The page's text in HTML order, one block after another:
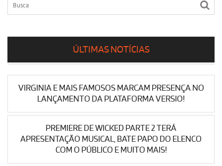
ÚLTIMAS NOTÍCIAS
VIRGINIA E MAIS FAMOSOS MARCAM PRESENÇA NO
LANÇAMENTO DA PLATAFORMA VERSIO!
PREMIERE DE WICKED PARTE 2 TERÁ
APRESENTAÇÃO MUSICAL, BATE PAPO DO ELENCO
COM O PÚBLICO E MUITO MAIS!